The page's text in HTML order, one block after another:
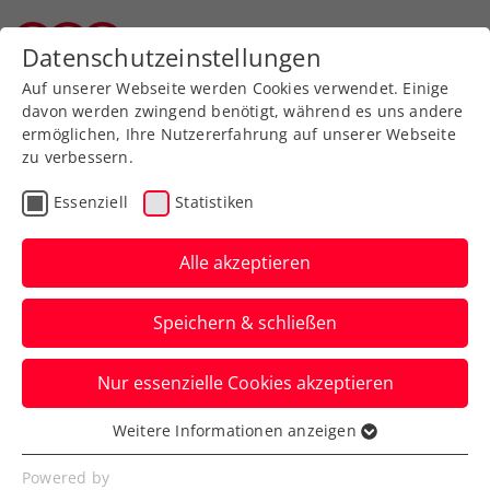
Turniere
Generali Open Kitzbühel:
Marathonmatches am
Viertelfinaltag
Gleich zwei der Partien beim ATP-Turnier
in Tirol dauern am Donnerstag weit über
drei Stunden.
Verfasst von: Presseaussendung / Redaktion, 25.07.2024
Datenschutzeinstellungen
Auf unserer Webseite werden Cookies verwendet. Einige
davon werden zwingend benötigt, während es uns andere
ermöglichen, Ihre Nutzererfahrung auf unserer Webseite
zu verbessern.
Essenziell Statistiken
Alle akzeptieren
Speichern & schließen
Nur essenzielle Cookies akzeptieren
Essenziell
Essenzielle Cookies werden für grundlegende
Weitere Informationen anzeigen
Powered by